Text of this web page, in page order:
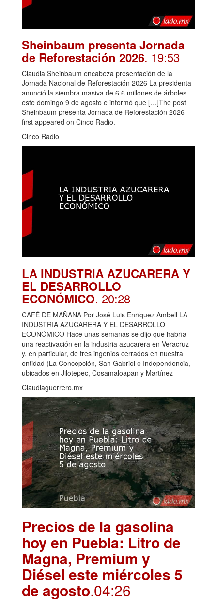
Sheinbaum presenta Jornada
de Reforestación 2026. 19:53
Claudia Sheinbaum encabeza presentación de la
Jornada Nacional de Reforestación 2026 La presidenta
anunció la siembra masiva de 6.6 millones de árboles
este domingo 9 de agosto e informó que […]The post
Sheinbaum presenta Jornada de Reforestación 2026
first appeared on Cinco Radio.
Cinco Radio
LA INDUSTRIA AZUCARERA Y
EL DESARROLLO
ECONÓMICO. 20:28
CAFÉ DE MAÑANA Por José Luis Enríquez Ambell LA
INDUSTRIA AZUCARERA Y EL DESARROLLO
ECONÓMICO Hace unas semanas se dijo que habría
una reactivación en la industria azucarera en Veracruz
y, en particular, de tres ingenios cerrados en nuestra
entidad (La Concepción, San Gabriel e Independencia,
ubicados en Jilotepec, Cosamaloapan y Martínez
Claudiaguerrero.mx
Precios de la gasolina
hoy en Puebla: Litro de
Magna, Premium y
Diésel este miércoles 5
de agosto.04:26